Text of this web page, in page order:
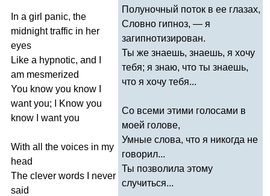
In a girl panic, the
midnight traffic in her
eyes
Like a hypnotic, and
am mesmerized
You know you know
want you; Know you
know
want you
With all the voices in my
head
The clever words
never
said
Полуночный поток в ее глазах,
Словно гипноз, — я
загипнотизирован.
Ты же знаешь, знаешь, я хочу
тебя; я знаю, что ты знаешь,
что я хочу тебя...
Со всеми этими голосами в
моей голове,
Умные слова, что я никогда не
говорил...
Ты позволила этому
случиться...